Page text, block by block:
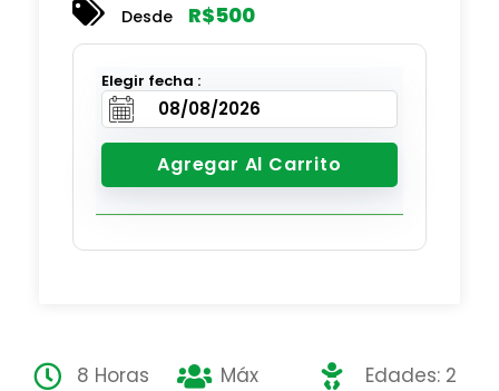
Desde R$500
Elegir fecha :
Agregar Al Carrito
8 Horas
Máx
Edades: 2